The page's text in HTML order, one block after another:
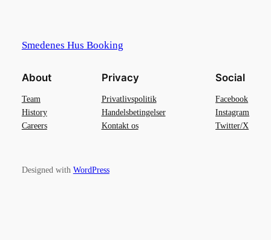
Smedenes Hus Booking
About
Team
History
Careers
Privacy
Privatlivspolitik
Handelsbetingelser
Kontakt os
Social
Facebook
Instagram
Twitter/X
Designed with WordPress